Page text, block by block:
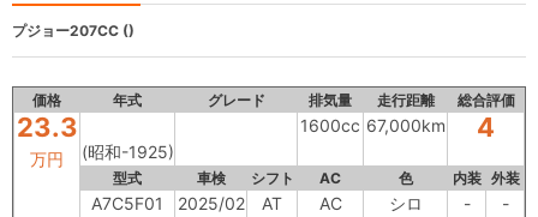
プジョー207CC ()
価格 年式 グレード 排気量 走行距離 総合評価
23.3
万円 (昭和-1925)
1600cc 67,000km 4
型式 車検 シフト AC 色 内装 外装
A7C5F01 2025/02 AT AC シロ - -